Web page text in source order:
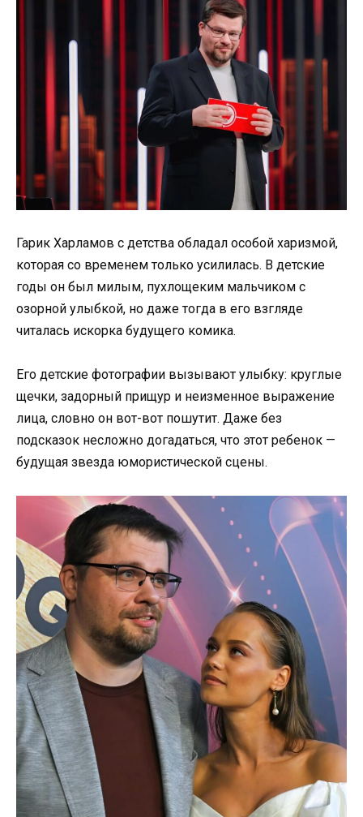
Гарик Харламов с детства обладал особой харизмой,
которая со временем только усилилась. В детские
годы он был милым, пухлощеким мальчиком с
озорной улыбкой, но даже тогда в его взгляде
читалась искорка будущего комика.
Его детские фотографии вызывают улыбку: круглые
щечки, задорный прищур и неизменное выражение
лица, словно он вот-вот пошутит. Даже без
подсказок несложно догадаться, что этот ребенок —
будущая звезда юмористической сцены.